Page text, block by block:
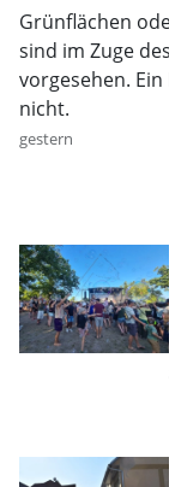
Grünflächen
sind im Zuge
vorgesehen.
nicht.
gestern